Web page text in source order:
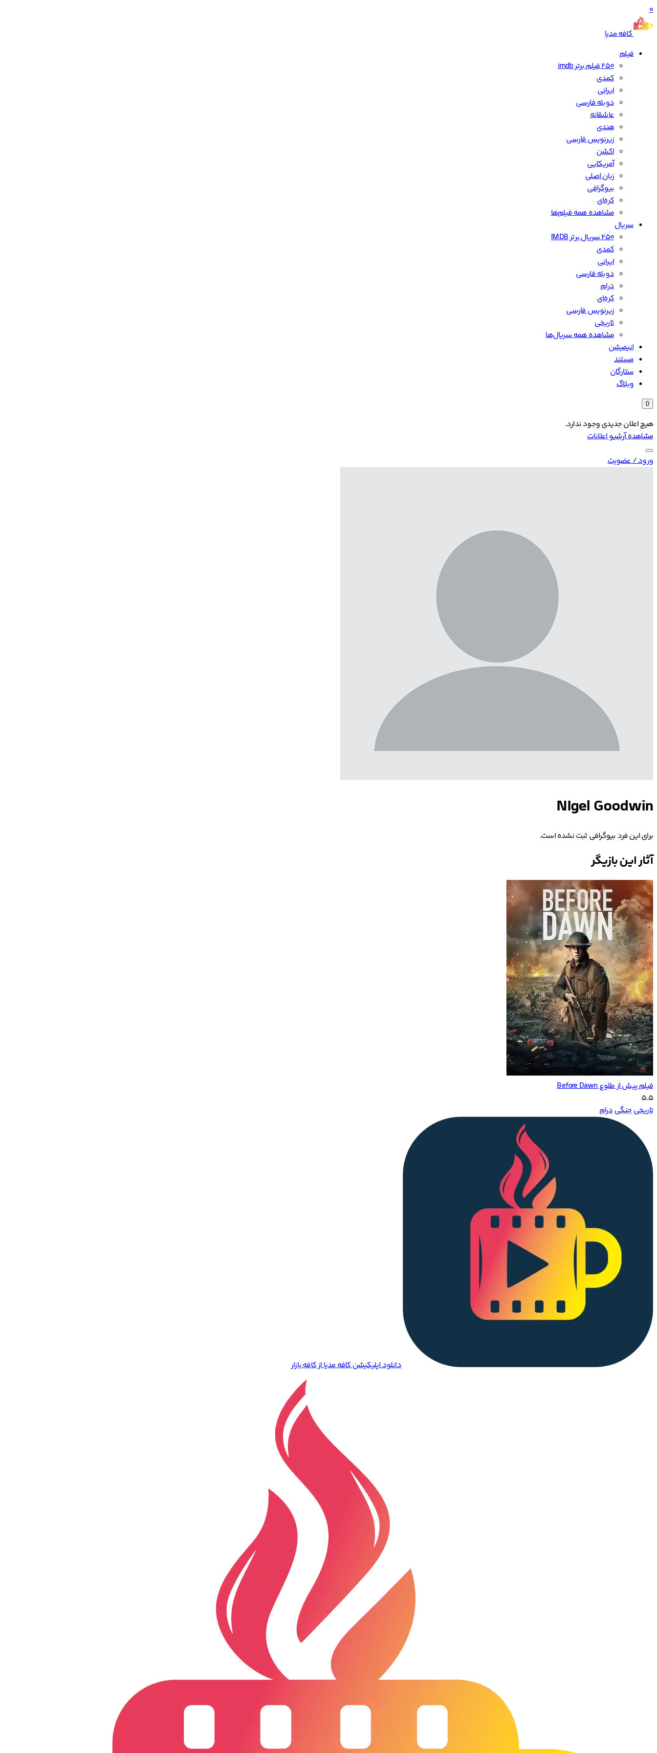
0
کافه مدیا
فیلم
250 فیلم برتر imdb
کمدی
ایرانی
دوبله فارسی
عاشقانه
هندی
زیرنویس فارسی
اکشن
آمریکایی
زبان اصلی
بیوگرافی
کره‌ای
مشاهده همه فیلم‌ها
سریال
۲۵۰ سریال برتر IMDB
کمدی
ایرانی
دوبله فارسی
درام
کره‌ای
زیرنویس فارسی
تاریخی
مشاهده همه سریال‌ها
انیمیشن
مستند
ستارگان
وبلاگ
0
هیچ اعلان جدیدی وجود ندارد.
مشاهده آرشیو اعلانات
ورود / عضویت
NIgel Goodwin
برای این فرد بیوگرافی ثبت نشده است.
آثار این بازیگر
فیلم پیش از طلوع Before Dawn
5.5
تاریخیجنگیدرام
دانلود اپلیکیشن کافه مدیا از کافه بازار